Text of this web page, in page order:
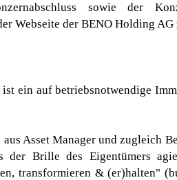
sowie der
Webseite der BENO Holding
ein auf betriebsnotwendige
Asset Manager und zugleich
der Brille des Eigentümers
transformieren & (er)halten"